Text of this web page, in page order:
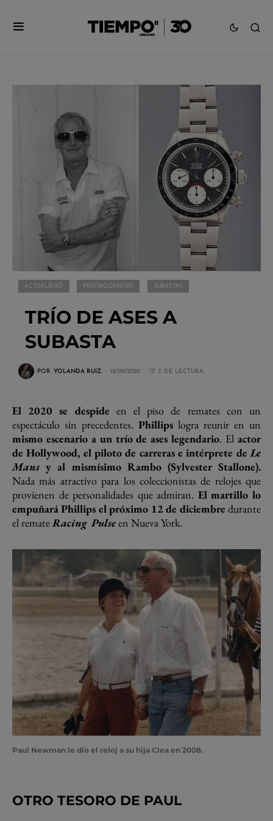
ACTUALIDAD PROTAGONISTAS SUBASTAS
TRÍO DE ASES A
SUBASTA
POR YOLANDA RUIZ 12/09/2020 5' DE LECTURA
El 2020 se despide en el piso de remates con un
espectáculo sin precedentes. Phillips logra reunir en un
mismo escenario a un trío de ases legendario. Elactor
de Hollywood, el piloto de carreras e intérprete deLe
Mans y al mismísimo Rambo (Sylvester Stallone).
Nada más atractivo para los coleccionistas de relojes que
provienen de personalidades que admiran. El martillo lo
empuñará Phillips el próximo 12 de diciembre durante
el remateRacing Pulseen Nueva York.
Paul Newman le dio el reloj a su hija Clea en 2008.
OTRO TESORO DE PAUL